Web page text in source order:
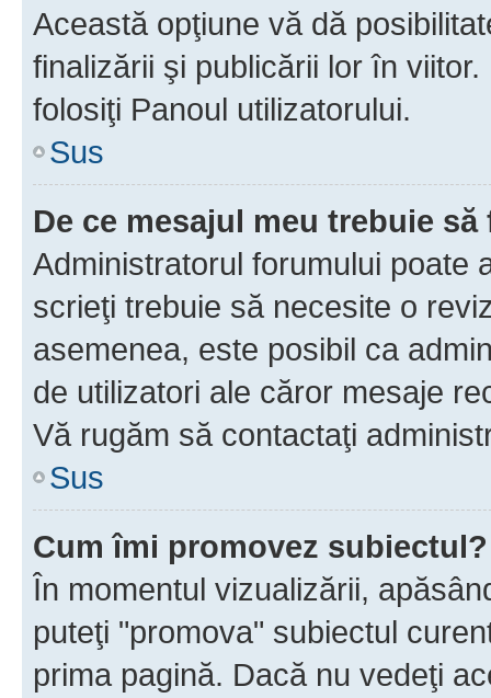
Această opţiune vă dă
finalizării şi publicării lor în
folosiţi Panoul utilizatorului.
Sus
De ce mesajul meu trebuie
Administratorul forumului poate
scrieţi trebuie să necesite o
asemenea, este posibil ca
de utilizatori ale căror mesaje
Vă rugăm să contactaţi
Sus
Cum îmi promovez subiectul?
În momentul vizualizării,
puteţi "promova" subiectul
prima pagină. Dacă nu vedeţi